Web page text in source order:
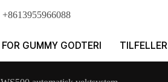
GUMMY GODTERI TILFELLER